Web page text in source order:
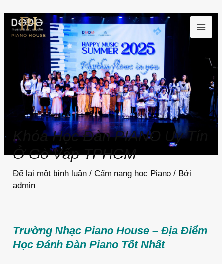
Khóa Học Đàn PIANO Uy Tín
Ở Gò Vấp TPHCM
Để lại một bình luận /Cẩm nang học Piano / Bởi
admin
Trường Nhạc Piano House – Địa Điểm
Học Đánh Đàn Piano Tốt Nhất